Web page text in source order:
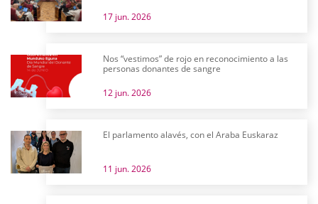
17 jun. 2026
Nos “vestimos” de rojo en reconocimiento a las
personas donantes de sangre
12 jun. 2026
El parlamento alavés, con el Araba Euskaraz
11 jun. 2026